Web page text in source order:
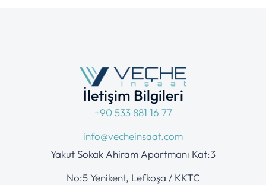
İletişim Bilgileri
+90 533 881 16 77
info@vecheinsaat.com
Yakut Sokak Ahiram Apartmanı Kat:3
No:5 Yenikent, Lefkoşa / KKTC